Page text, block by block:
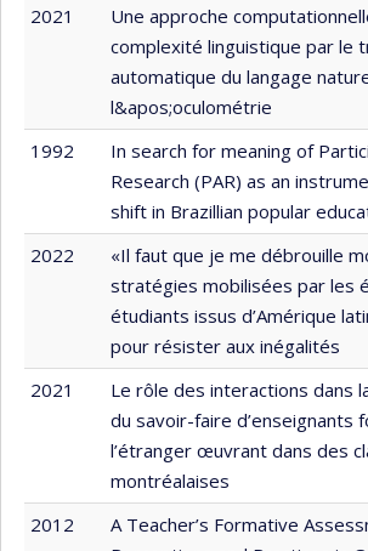
2021
Une approche
complexité linguistique par le
automatique du langage
l&apos;oculométrie
1992
In search for meaning of
Research (PAR) as an
shift in Brazillian popular
2022
«Il faut que je me débrouille
stratégies mobilisées par les
étudiants issus d’Amérique
pour résister aux inégalités
2021
Le rôle des interactions dans
du savoir-faire d’enseignants
l’étranger œuvrant dans des
montréalaises
2012
A Teacher’s Formative